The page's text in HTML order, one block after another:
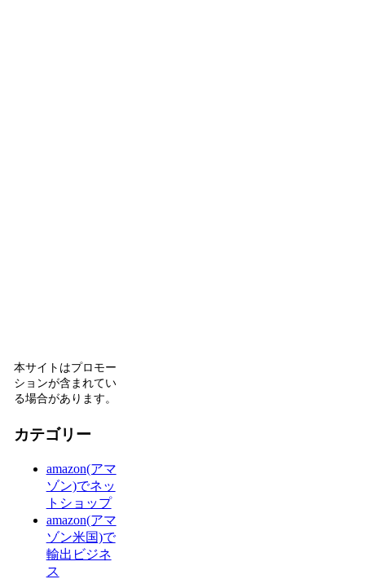
本サイトはプロモー
ションが含まれてい
る場合があります。
カテゴリー
amazon(アマ
ゾン)でネッ
トショップ
amazon(アマ
ゾン米国)で
輸出ビジネ
ス